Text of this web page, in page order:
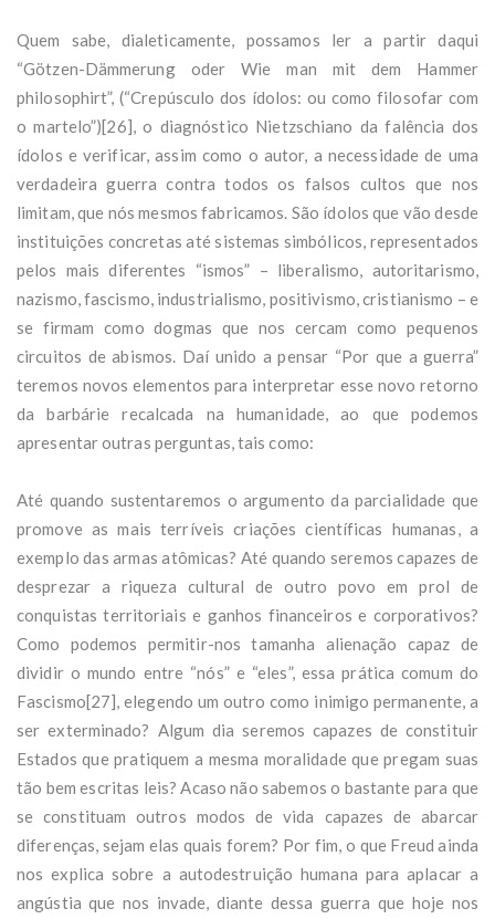
Quem sabe, dialeticamente, possamos ler a partir daqui
“Götzen-Dämmerung oder Wie man mit dem Hammer
philosophirt”, (“Crepúsculo dos ídolos: ou como filosofar com
o martelo”)[26], o diagnóstico Nietzschiano da falência dos
ídolos e verificar, assim como o autor, a necessidade de uma
verdadeira guerra contra todos os falsos cultos que nos
limitam, que nós mesmos fabricamos. São ídolos que vão desde
instituições concretas até sistemas simbólicos, representados
pelos mais diferentes “ismos” – liberalismo, autoritarismo,
nazismo, fascismo, industrialismo, positivismo, cristianismo – e
se firmam como dogmas que nos cercam como pequenos
circuitos de abismos. Daí unido a pensar “Por que a guerra”
teremos novos elementos para interpretar esse novo retorno
da barbárie recalcada na humanidade, ao que podemos
apresentar outras perguntas, tais como:
Até quando sustentaremos o argumento da parcialidade que
promove as mais terríveis criações científicas humanas, a
exemplo das armas atômicas? Até quando seremos capazes de
desprezar a riqueza cultural de outro povo em prol de
conquistas territoriais e ganhos financeiros e corporativos?
Como podemos permitir-nos tamanha alienação capaz de
dividir o mundo entre “nós” e “eles”, essa prática comum do
Fascismo[27], elegendo um outro como inimigo permanente, a
ser exterminado? Algum dia seremos capazes de constituir
Estados que pratiquem a mesma moralidade que pregam suas
tão bem escritas leis? Acaso não sabemos o bastante para que
se constituam outros modos de vida capazes de abarcar
diferenças, sejam elas quais forem? Por fim, o que Freud ainda
nos explica sobre a autodestruição humana para aplacar a
angústia que nos invade, diante dessa guerra que hoje nos